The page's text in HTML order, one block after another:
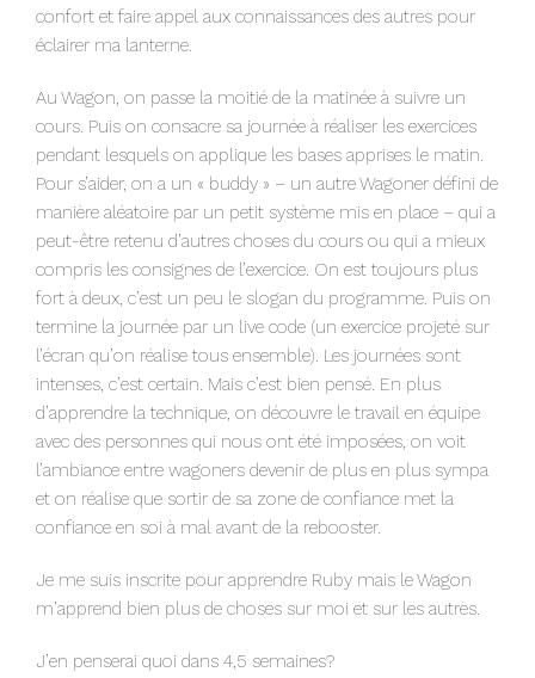
confort et faire appel aux connaissances des autres pour
éclairer ma lanterne.
Au Wagon, on passe la moitié de la matinée à suivre un
cours. Puis on consacre sa journée à réaliser les exercices
pendant lesquels on applique les bases apprises le matin.
Pour s’aider, on a un « buddy » – un autre Wagoner défini de
manière aléatoire par un petit système mis en place – qui a
peut-être retenu d’autres choses du cours ou qui a mieux
compris les consignes de l’exercice. On est toujours plus
fort à deux, c’est un peu le slogan du programme. Puis on
termine la journée par un live code (un exercice projeté sur
l’écran qu’on réalise tous ensemble). Les journées sont
intenses, c’est certain. Mais c’est bien pensé. En plus
d’apprendre la technique, on découvre le travail en équipe
avec des personnes qui nous ont été imposées, on voit
l’ambiance entre wagoners devenir de plus en plus sympa
et on réalise que sortir de sa zone de confiance met la
confiance en soi à mal avant de la rebooster.
Je me suis inscrite pour apprendre Ruby mais le Wagon
m’apprend bien plus de choses sur moi et sur les autres.
J’en penserai quoi dans 4,5 semaines?